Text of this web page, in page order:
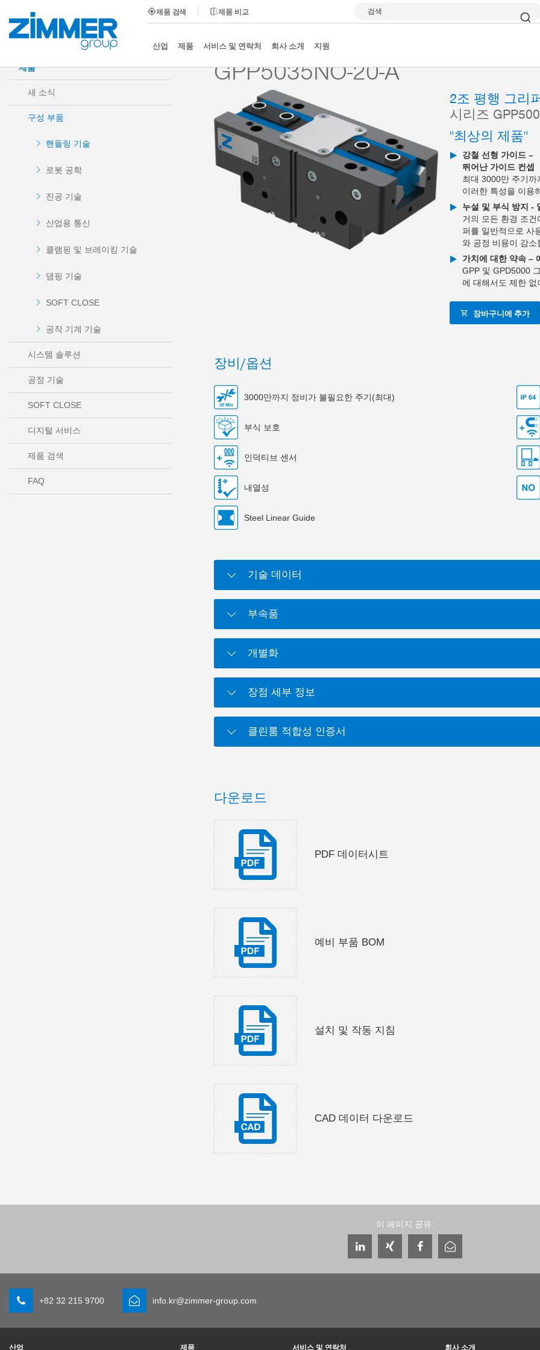
제품 검색 제품 비교 검색
산업 제품 서비스 및 연락처 회사 소개 지원
시작 제품 구성 부품 핸들링 기술 2-조 평행 그리퍼 시리즈 GPP5000 GPP5035NO-20-A
제품
새 소식
구성 부품
핸들링 기술
로봇 공학
진공 기술
산업용 통신
클램핑 및 브레이킹 기술
댐핑 기술
SOFT CLOSE
공작 기계 기술
시스템 솔루션
공정 기술
SOFT CLOSE
디지털 서비스
제품 검색
FAQ
GPP5035NO-20-A
2조 평행 그리
시리즈
"최상의 제품"
강철 선형 가이드 –
뛰어난 가이드 컨셉
최대 3000만 주기까
이러한 특성을 이용
누설 및 부식 방지 -
거의 모든 환경 조
퍼를 일반적으로 사
와 공정 비용이 감소
가치에 대한 약속 –
GPP 및 GPD5000
에 대해서도 제한
장바구니에 추가
장비/옵션
3000만까지 정비가 불필요한 주기(최대)
부식 보호
인덕티브 센서
내열성
Steel Linear Guide
기술 데이터
부속품
개별화
장점 세부 정보
클린룸 적합성 인증서
다운로드
PDF 데이터시트
예비 부품 BOM
설치 및 작동 지침
CAD 데이터 다운로드
이 페이지 공유:
+82 32 215 9700 info.kr@zimmer-group.com
산업 제품 서비스 및 연락처 회사 소개